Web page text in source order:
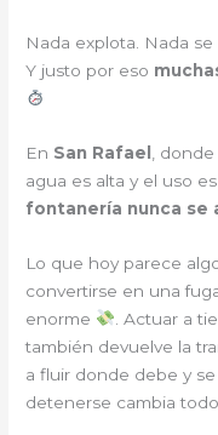
Nada explota. Nada
Y justo por eso
En San Rafael
,
agua es alta y el uso es
fontanería nunca se
Lo que hoy parece
convertirse en una
enorme
. Actuar a
también devuelve la
a fluir donde debe y
detenerse cambia todo